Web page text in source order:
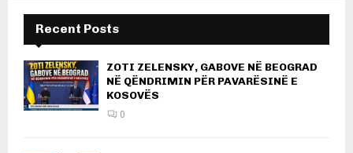
Recent Posts
ZOTI ZELENSKY, GABOVE NË BEOGRAD
NË QËNDRIMIN PËR PAVARËSINË E
KOSOVËS
0